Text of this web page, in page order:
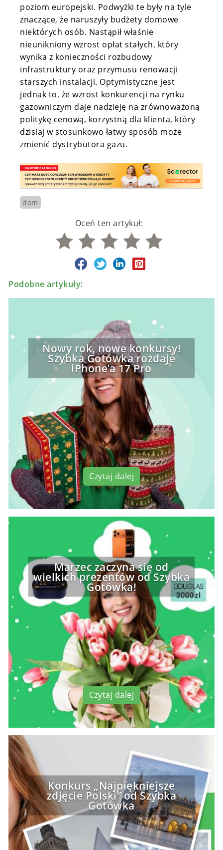
poziom europejski. Podwyżki te były na tyle
znaczące, że naruszyły budżety domowe
niektórych osób. Nastąpił właśnie
nieunikniony wzrost opłat stałych, który
wynika z konieczności rozbudowy
infrastruktury oraz przymusu renowacji
starszych instalacji. Optymistyczne jest
jednak to, że wzrost konkurencji na rynku
gazowniczym daje nadzieję na zrównoważoną
politykę cenową, korzystną dla klienta, który
dzisiaj w stosunkowo łatwy sposób może
zmienić dystrybutora gazu.
dom
Oceń ten artykuł:
Podobne artykuły:
Nowy rok, nowe konkursy!
Szybka Gotówka rozdaje
iPhone’a 17 Pro
Czytaj dalej
Marzec zaczyna się od
wielkich prezentów od Szybka
Gotówka!
Czytaj dalej
Konkurs „Najpiękniejsze
zdjęcie Polski” od Szybka
Gotówka